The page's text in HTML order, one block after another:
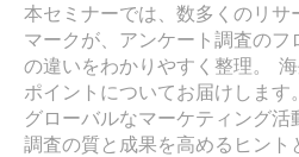
本セミナーでは、数多くのリサ
マークが、アンケート調査の
の違いをわかりやすく整理。
ポイントについてお届けします。
グローバルなマーケティング活
調査の質と成果を高めるヒント